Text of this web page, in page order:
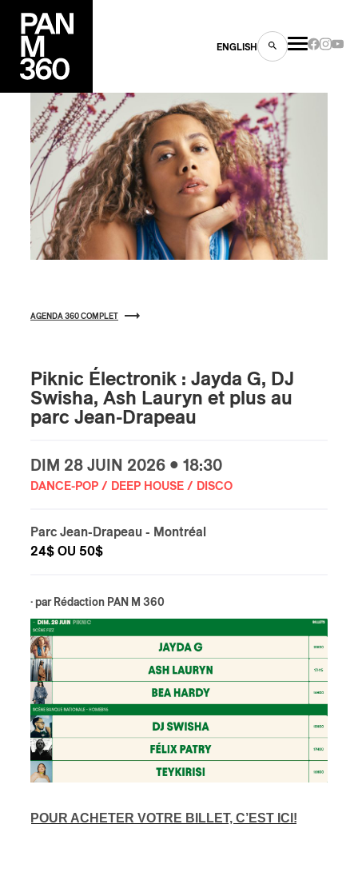
ENGLISH
AGENDA 360 COMPLET
Piknic Électronik : Jayda G, DJ
Swisha, Ash Lauryn et plus au
parc Jean-Drapeau
DIM 28 JUIN 2026 • 18:30
DANCE-POP / DEEP HOUSE / DISCO
Parc Jean-Drapeau - Montréal
24$ OU 50$
· par Rédaction PAN M 360
POUR ACHETER VOTRE BILLET, C’EST ICI!